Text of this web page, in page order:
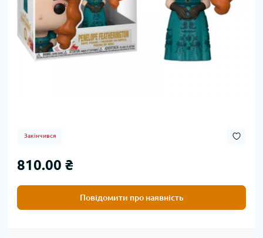
Закінчився
810.00 ₴
Повідомити про наявність